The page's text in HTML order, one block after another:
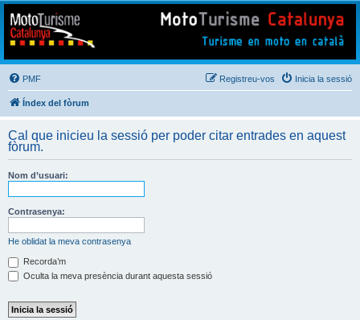
Mototurisme
Turisme en moto en català
PMF Inicia la sessió
Registreu-vos
Índex del fòrum
Cal que inicieu la sessió per poder citar entrades en aquest
fòrum.
Nom d’usuari:
Contrasenya:
He oblidat la meva contrasenya
Recorda’m
Oculta la meva presència durant aquesta sessió